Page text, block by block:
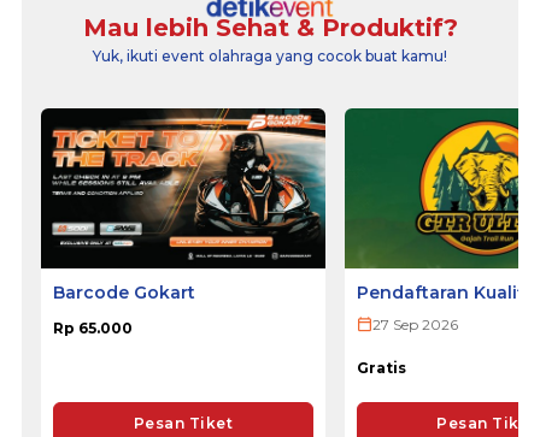
Mau lebih Sehat & Produktif?
Yuk, ikuti event olahraga yang cocok buat kamu!
Barcode Gokart
Rp 65.000
Pesan Tiket
Pendaftaran
ULTRA 2026
27 Sep 2026
Gratis
Pesan Tiket